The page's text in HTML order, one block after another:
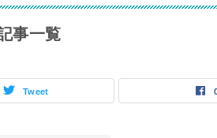
事一覧
Tweet